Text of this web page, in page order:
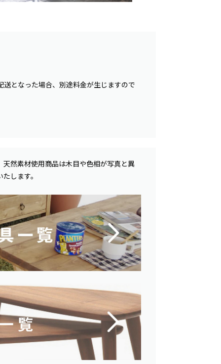
となった場合、別途料金が生じますので
然素材使用商品は木目や色相が写真と異
します。